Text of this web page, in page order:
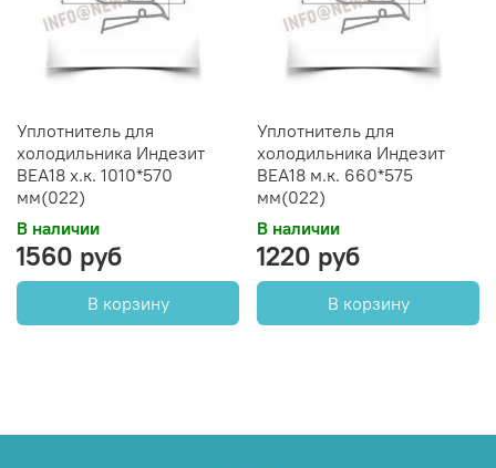
Уплотнитель для
холодильника Индезит
BEA18 х.к. 1010*570
мм(022)
В наличии
1560 руб
В корзину
Уплотнитель для
холодильника Индезит
BEA18 м.к. 660*575
мм(022)
В наличии
1220 руб
В корзину